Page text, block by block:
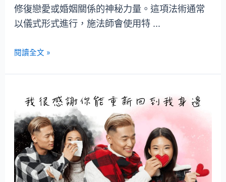
修復戀愛或婚姻關係的神秘力量。這項法術通常
以儀式形式進行，施法師會使用特 …
閱讀全文 »